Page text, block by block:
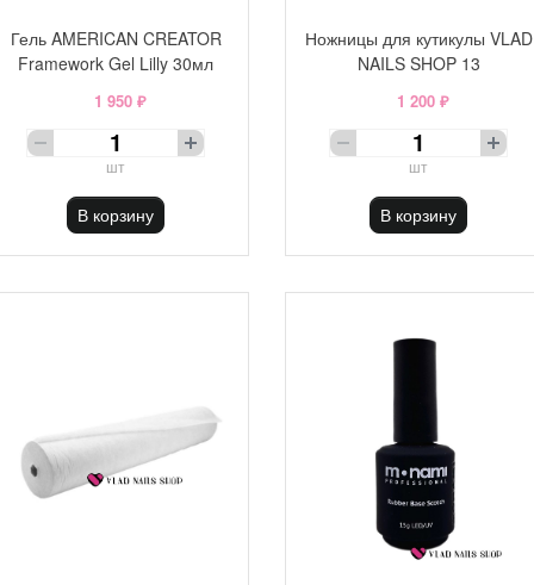
Гель AMERICAN CREATOR
Framework Gel Lilly 30мл
1 950 ₽
шт
В корзину
Ножницы для кутикулы VLAD
NAILS SHOP 13
1 200 ₽
шт
В корзину